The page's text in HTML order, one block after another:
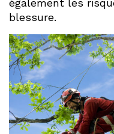
également les
blessure.